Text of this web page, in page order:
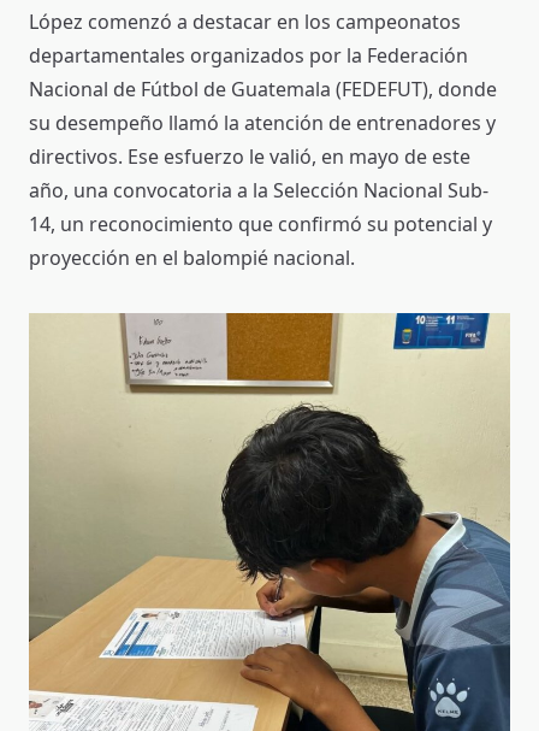
López comenzó a destacar en los campeonatos
departamentales organizados por la Federación
Nacional de Fútbol de Guatemala (FEDEFUT), donde
su desempeño llamó la atención de entrenadores y
directivos. Ese esfuerzo le valió, en mayo de este
año, una convocatoria a la Selección Nacional Sub-
14, un reconocimiento que confirmó su potencial y
proyección en el balompié nacional.